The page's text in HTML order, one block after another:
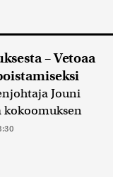
– Vetoaa
Jouni
kokoomuksen